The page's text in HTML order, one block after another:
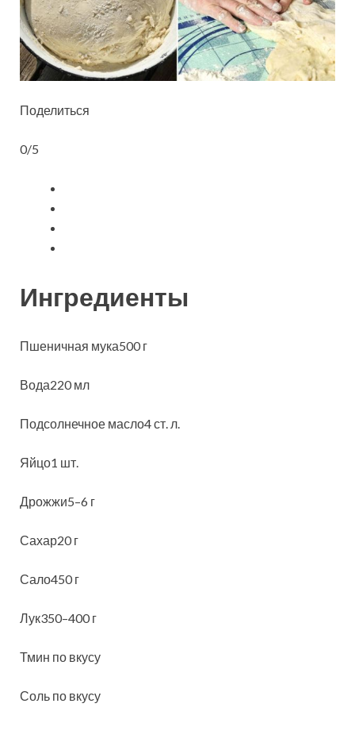
Поделиться
0/5
Ингредиенты
Пшеничная мука500 г
Вода220 мл
Подсолнечное масло4 ст. л.
Яйцо1 шт.
Дрожжи5–6 г
Сахар20 г
Сало450 г
Лук350–400 г
Тмин по вкусу
Соль по вкусу